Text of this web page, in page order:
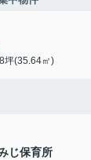
坪(35.64㎡)
じ保育所